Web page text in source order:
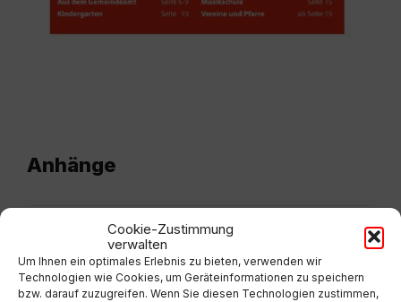
Cookie-Zustimmung
verwalten
Um Ihnen ein optimales Erlebnis zu bieten, verwenden wir
Technologien wie Cookies, um Geräteinformationen zu speichern
bzw. darauf zuzugreifen. Wenn Sie diesen Technologien zustimmen,
Anhänge
Maria%20Rain_Dezember_2024_INT.pdf
EXTERN